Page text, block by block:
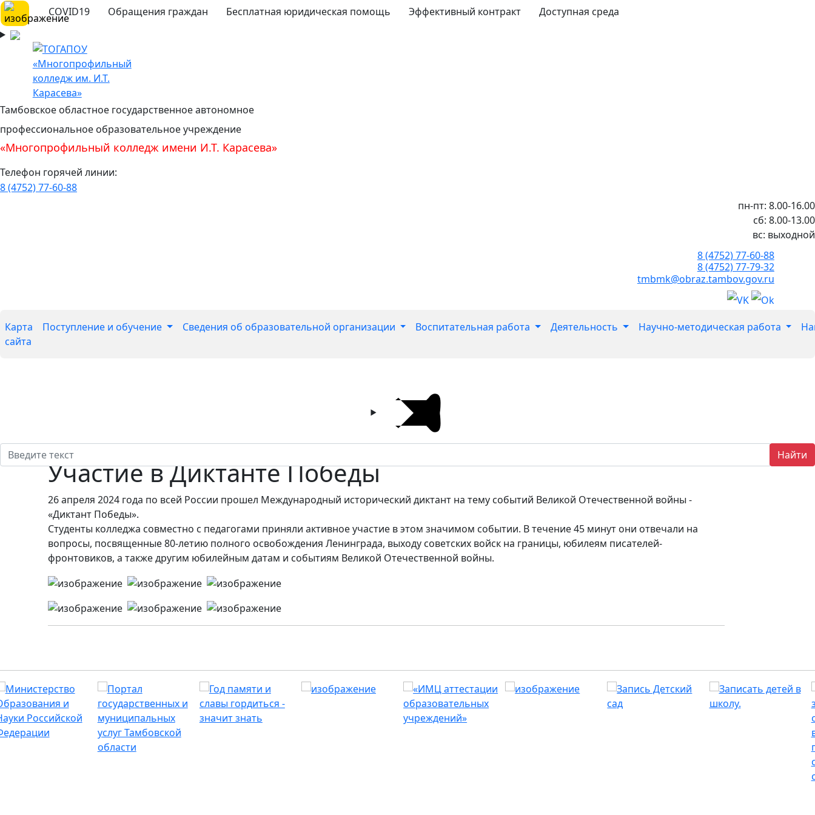
COVID19 Обращения граждан Бесплатная юридическая помощь Эффективный контракт Доступная среда
Тамбовское областное государственное автономное
профессиональное образовательное учреждение
«Многопрофильный колледж имени И.Т. Карасева»
Телефон горячей линии:
8 (4752) 77-60-88
пн-пт: 8.00-16.00
сб: 8.00-13.00
вс: выходной
8 (4752) 77-60-88
8 (4752) 77-79-32
tmbmk@obraz.tambov.gov.ru
Карта
сайта
Поступление и обучение Сведения об образовательной организации Воспитательная работа Деятельность Научно-методическая работа
Найти
Участие в Диктанте Победы
26 апреля 2024 года по всей России прошел Международный исторический диктант на тему событий Великой Отечественной войны -
«Диктант Победы».
Студенты колледжа совместно с педагогами приняли активное участие в этом значимом событии. В течение 45 минут они отвечали на
вопросы, посвященные 80-летию полного освобождения Ленинграда, выходу советских войск на границы, юбилеям писателей-
фронтовиков, а также другим юбилейным датам и событиям Великой Отечественной войны.